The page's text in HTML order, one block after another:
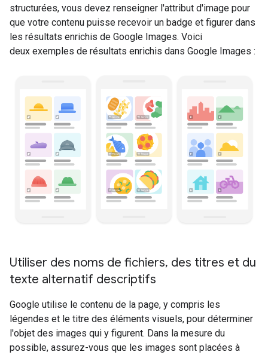
structurées, vous devez renseigner l'attribut d'image pour
que votre contenu puisse recevoir un badge et figurer dans
les résultats enrichis de Google Images. Voici
deux exemples de résultats enrichis dans Google Images :
Utiliser des noms de fichiers, des titres et du
texte alternatif descriptifs
Google utilise le contenu de la page, y compris les
légendes et le titre des éléments visuels, pour déterminer
l'objet des images qui y figurent. Dans la mesure du
possible, assurez-vous que les images sont placées à